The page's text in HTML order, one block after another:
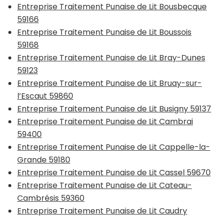
Entreprise Traitement Punaise de Lit Bousbecque
59166
Entreprise Traitement Punaise de Lit Boussois
59168
Entreprise Traitement Punaise de Lit Bray-Dunes
59123
Entreprise Traitement Punaise de Lit Bruay-sur-
l’Escaut 59860
Entreprise Traitement Punaise de Lit Busigny 59137
Entreprise Traitement Punaise de Lit Cambrai
59400
Entreprise Traitement Punaise de Lit Cappelle-la-
Grande 59180
Entreprise Traitement Punaise de Lit Cassel 59670
Entreprise Traitement Punaise de Lit Cateau-
Cambrésis 59360
Entreprise Traitement Punaise de Lit Caudry